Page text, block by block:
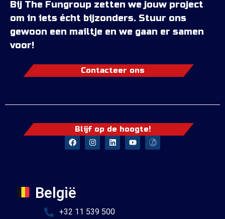
Bij The Fungroup zetten we jouw project
om in iets écht bijzonders. Stuur ons
gewoon een mailtje en we gaan er samen
voor!
Contacteer ons
Blijf op de hoogte!
België
+32 11 539 500